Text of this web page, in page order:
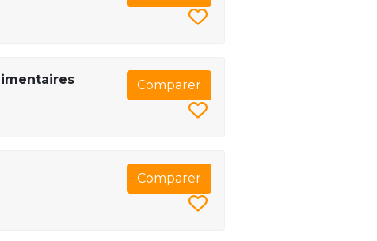
Comparer
Comparer